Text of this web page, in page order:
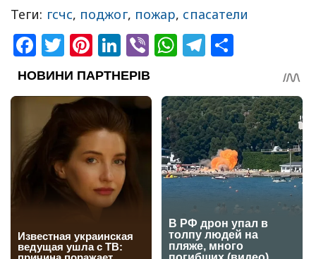
Теги: гсчс, поджог, пожар, спасатели
Facebook
Twitter
Pinterest
LinkedIn
ViberWhatsApp
Telegram